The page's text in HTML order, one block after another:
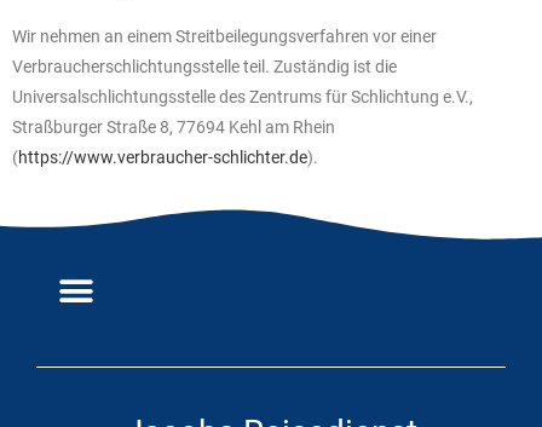
Wir nehmen an einem Streitbeilegungsverfahren vor einer
Verbraucherschlichtungsstelle teil. Zuständig ist die
Universalschlichtungsstelle des Zentrums für Schlichtung e.V.,
Straßburger Straße 8, 77694 Kehl am Rhein
(https://www.verbraucher-schlichter.de).